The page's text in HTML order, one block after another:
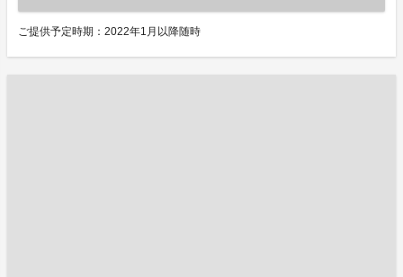
ご提供予定時期：2022年1月以降随時